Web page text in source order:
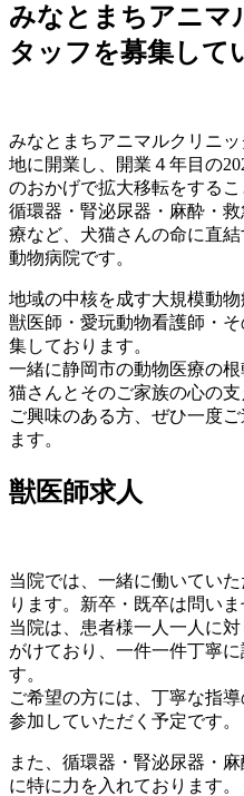
みなとまちアニマ
タッフを募集して
みなとまちアニマルクリニ
地に開業し、開業４年目の
のおかげで拡大移転をするこ
循環器・腎泌尿器・麻酔・
療など、犬猫さんの命に直
動物病院です。
地域の中核を成す大規模動
獣医師・愛玩動物看護師・
集しております。
一緒に静岡市の動物医療の
猫さんとそのご家族の心の
ご興味のある方、ぜひ一度
ます。
獣医師求人
当院では、一緒に働いてい
ります。新卒・既卒は問いま
当院は、患者様一人一人に
がけており、一件一件丁寧
す。
ご希望の方には、丁寧な指
参加していただく予定です。
また、循環器・腎泌尿器・
に特に力を入れております。